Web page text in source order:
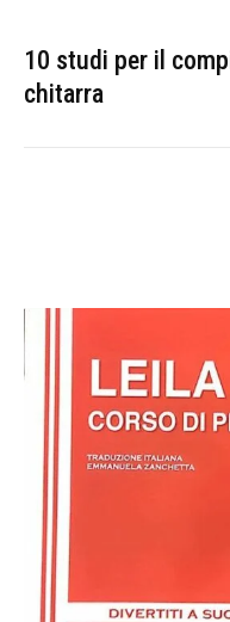
10 studi per il
chitarra